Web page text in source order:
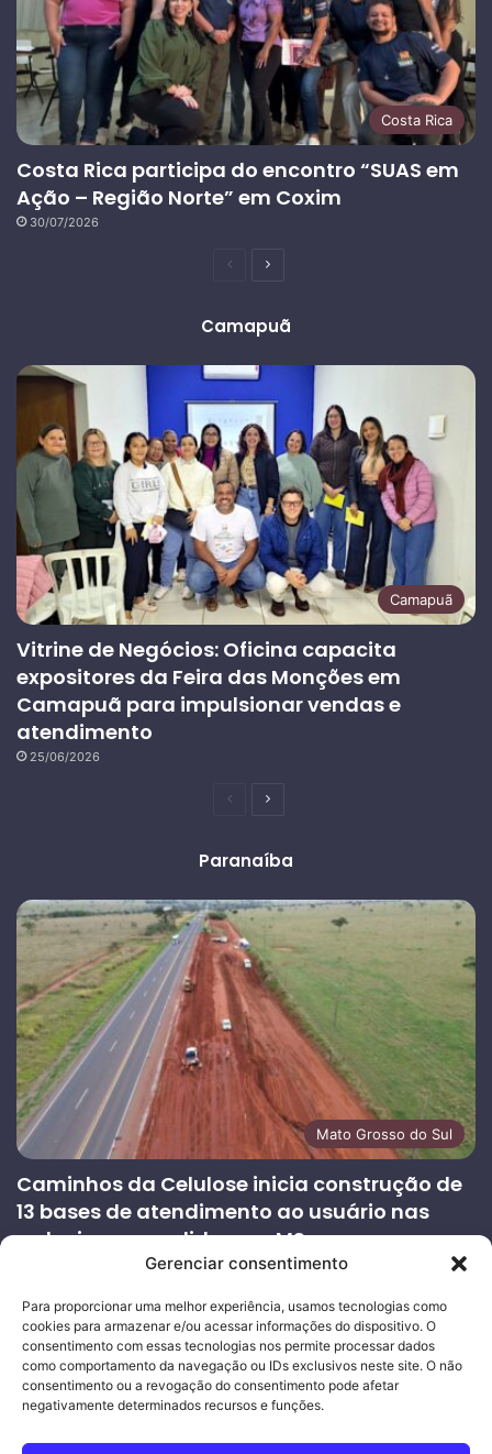
Gerenciar consentimento
Para proporcionar uma melhor experiência, usamos tecnologias como
cookies para armazenar e/ou acessar informações do dispositivo. O
consentimento com essas tecnologias nos permite processar dados
como comportamento da navegação ou IDs exclusivos neste site. O não
consentimento ou a revogação do consentimento pode afetar
negativamente determinados recursos e funções.
Costa Rica
Costa Rica participa do encontro “SUAS em
Ação – Região Norte” em Coxim
30/07/2026
PáginaPróxima
Camapuã
Camapuã
Vitrine de Negócios: Oficina capacita
expositores da Feira das Monções em
Camapuã para impulsionar vendas e
atendimento
25/06/2026
PáginaPróxima
Paranaíba
Mato Grosso do Sul
Caminhos da Celulose inicia construção de
13 bases de atendimento ao usuário nas
rodovias concedidas em MS
Página
anterior
Próxima
página
Ouro Empresas- Desenvolvimento Web